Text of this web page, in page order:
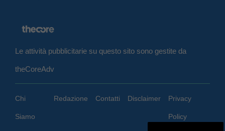
Le attività pubblicitarie su questo sito sono gestite da
theCoreAdv
Chi
Siamo
Redazione Contatti Disclaimer Privacy
Policy